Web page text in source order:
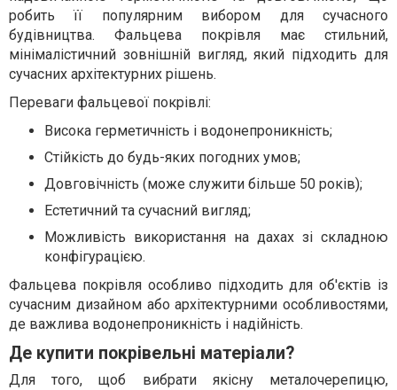
робить її популярним вибором для сучасного
будівництва. Фальцева покрівля має стильний,
мінімалістичний зовнішній вигляд, який підходить для
сучасних архітектурних рішень.
Переваги фальцевої покрівлі:
Висока герметичність і водонепроникність;
Стійкість до будь-яких погодних умов;
Довговічність (може служити більше 50 років);
Естетичний та сучасний вигляд;
Можливість використання на дахах зі складною
конфігурацією.
Фальцева покрівля особливо підходить для об'єктів із
сучасним дизайном або архітектурними особливостями,
де важлива водонепроникність і надійність.
Де купити покрівельні матеріали?
Для того, щоб вибрати якісну металочерепицю,